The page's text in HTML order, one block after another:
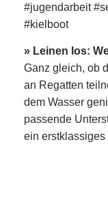
#jugendarbeit
#kielboot
» Leinen los:
Ganz gleich, ob
an Regatten
dem Wasser
passende
ein erstklassiges